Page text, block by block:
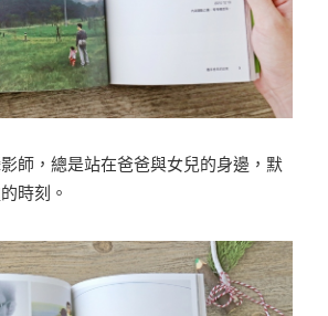
師，總是站在爸爸與女兒的身邊，默
時刻。